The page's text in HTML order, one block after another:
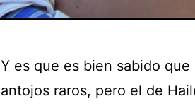
Y es que es bien sabido
antojos raros, pero el de